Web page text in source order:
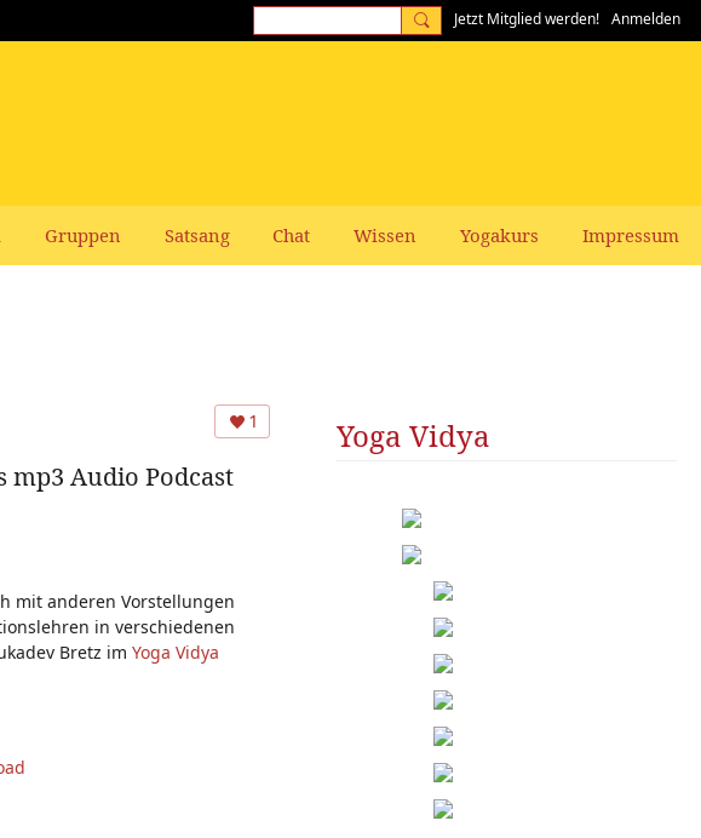
Jetzt Mitglied werden! Anmelden
Gruppen Satsang Chat Wissen Yogakurs Impressum
1
mp3 Audio Podcast
mit anderen Vorstellungen
in verschiedenen
Bretz im Yoga Vidya
Yoga Vidya